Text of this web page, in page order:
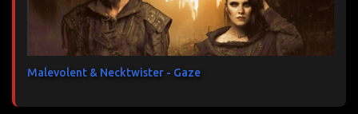
Malevolent & Necktwister - Gaze